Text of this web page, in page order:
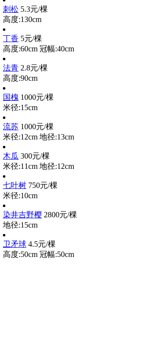
刺松 5.3元/棵
高度:130cm
丁香 5元/棵
高度:60cm 冠幅:40cm
法青 2.8元/棵
高度:90cm
国槐 1000元/棵
米径:15cm
流苏 1000元/棵
米径:12cm 地径:13cm
木瓜 300元/棵
米径:11cm 地径:12cm
七叶树 750元/棵
米径:10cm
染井吉野樱 2800元/棵
地径:15cm
卫矛球 4.5元/棵
高度:50cm 冠幅:50cm